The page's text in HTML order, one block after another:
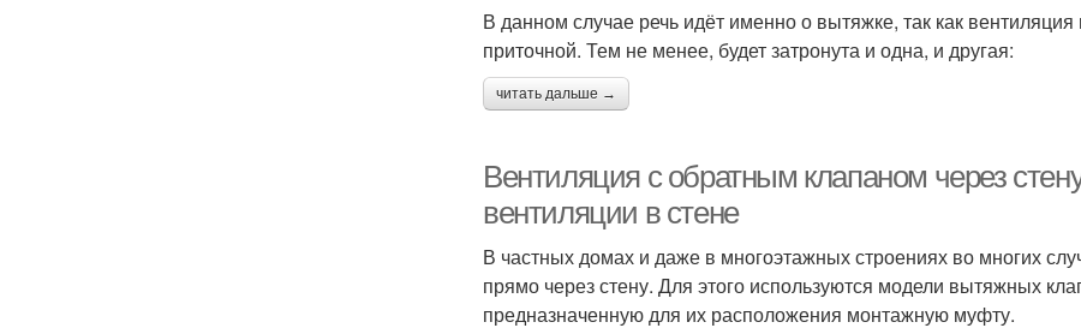
В данном случае речь идёт именно о вытяжке, так как
приточной. Тем не менее, будет затронута и одна, и другая:
читать дальше →
Вентиляция с обратным клапаном через
вентиляции в стене
В частных домах и даже в многоэтажных строениях во многих
прямо через стену. Для этого используются модели вытяжных
предназначенную для их расположения монтажную муфту.